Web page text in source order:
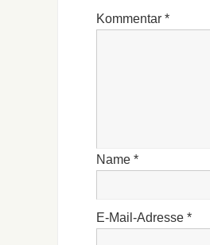
Kommentar *
Name *
E-Mail-Adresse *